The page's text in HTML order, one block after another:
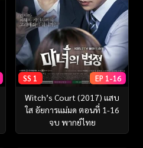
SS 1 EP 1-16
Witch’s Court (2017) แสบ
ใส อัยการแม่มด ตอนที่ 1-16
จบ พากย์ไทย